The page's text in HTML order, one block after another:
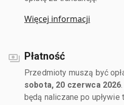
Więcej informacji
Płatność
Przedmioty muszą być
sobota, 20 czerwca 2026
będą naliczane po upływie